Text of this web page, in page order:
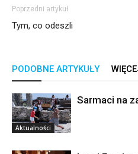
Poprzedni artykuł
Tym, co odeszli
PODOBNE ARTYKUŁY
Aktualności
Sarmaci na